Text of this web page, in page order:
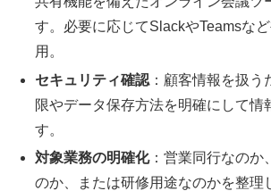
す。必要に応じてSlackやTeamsな
用。
セキュリティ確認 ：顧客情報を扱
限やデータ保存方法を明確にして情
す。
対象業務の明確化：営業同行なのか
のか、または研修用途なのかを整理